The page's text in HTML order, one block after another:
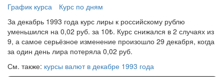
График курса
Курс по дням
За декабрь 1993 года курс лиры к российскому рублю
уменьшился на 0,02 руб. за 10₺. Курс снижался в 2 случаях из
9, а самое серьёзное изменение произошло 29 декабря, когда
за один день лира потеряла 0,02 руб.
См. также: курсы валют в декабре 1993 года